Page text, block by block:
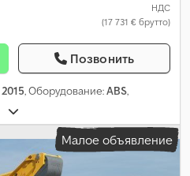
НДС
(17 731 € брутто)
Позвонить
2015, Оборудование:ABS,
Малое объявление